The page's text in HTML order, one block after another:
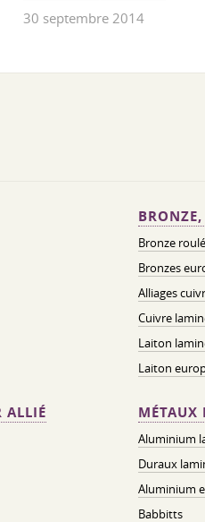
30 septembre 2014
Bronze roulé
Bronzes
Alliages
Cuivre
Laiton
Laiton
ALLIÉ MÉTAUX
Aluminium
Duraux
Aluminium
Babbitts